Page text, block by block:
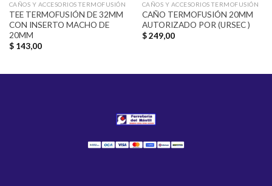
CAÑOS Y ACCESORIOS TERMOFUSIÓN
TEE TERMOFUSIÓN DE 32MM
CON INSERTO MACHO DE
20MM
$143,00
CAÑOS Y ACCESORIOS TERMOFUSIÓN
CAÑO TERMOFUSIÓN 20MM
AUTORIZADO POR (URSEC )
$249,00